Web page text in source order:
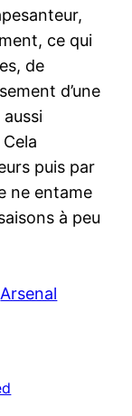
ce qui
de
d’une
puis par
ne entame
à peu
Arsenal